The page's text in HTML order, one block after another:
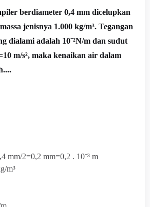
berdiameter 0,4 mm dicelupkan
jenisnya 1.000 kg/m³. Tegangan
dialami adalah 10⁻²N/m dan sudut
m/s², maka kenaikan air dalam
mm/2=0,2 mm=0,2 . 10⁻³ m